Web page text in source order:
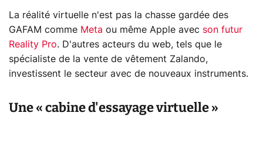
La réalité virtuelle n'est pas la chasse gardée des
GAFAM comme Meta ou même Apple avec son futur
Reality Pro. D'autres acteurs du web, tels que le
spécialiste de la vente de vêtement Zalando,
investissent le secteur avec de nouveaux instruments.
Une « cabine d'essayage virtuelle »